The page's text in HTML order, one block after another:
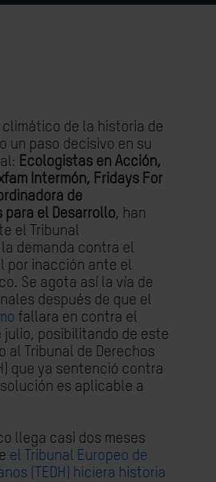
climático de la historia de
un paso decisivo en su
Ecologistas en Acción,
Intermón, Fridays For
de
para el Desarrollo, han
el Tribunal
demanda contra el
por inacción ante el
Se agota así la vía de
después de que el
fallara en contra el
julio, posibilitando de este
al Tribunal de Derechos
que ya sentenció contra
es aplicable a
llega casi dos meses
el Tribunal Europeo de
(TEDH) hiciera historia